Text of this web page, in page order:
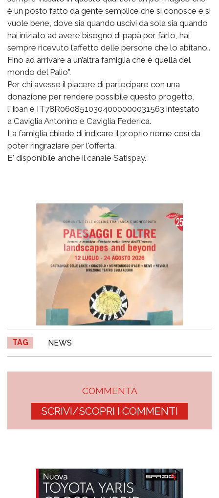
è un posto fatto da gente semplice che si conosce e si
vuole bene, dove sia quando uscivi da sola sia quando
hai iniziato ad avere bisogno di papà per farlo, hai
sempre ricevuto l’affetto delle persone che lo abitano..
Fino ad arrivare a un’altra famiglia che è quella del
mondo del Palio".
Per chi avesse il piacere di partecipare con una
donazione per rendere possibile questo progetto,
l' iban è IT78R0608510304000000031563 intestato
a Caviglia Antonino e Caviglia Federica.
La famiglia chiede di indicare il proprio nome così da
poter ringraziare per l'offerta.
E' disponibile anche il canale Satispay.
TAG NEWS
COMMENTA
SCRIVI/SCOPRI I COMMENTI